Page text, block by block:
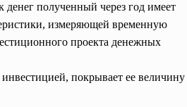
полученный через год имеет
измеряющей временную
проекта денежных
покрывает ее величину